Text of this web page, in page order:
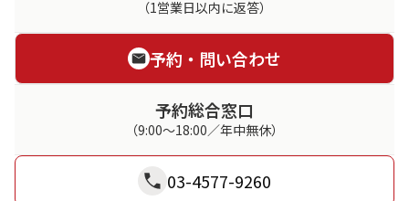
（1営業日以内に返答）
予約・問い合わせ
予約総合窓口
（9:00～18:00／年中無休）
03-4577-9260